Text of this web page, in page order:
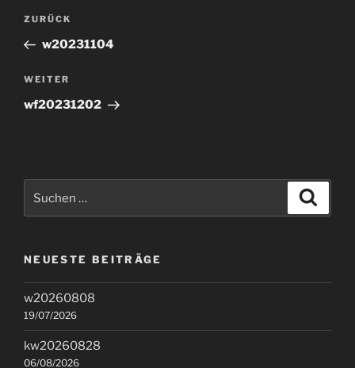
Beitragsnavigation
Vorheriger
Beitrag
ZURÜCK
w20231104
Nächster
Beitrag
WEITER
wf20231202
NEUESTE BEITRÄGE
w20260808
19/07/2026
kw20260828
06/08/2026